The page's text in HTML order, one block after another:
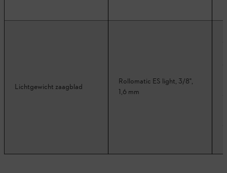
Lichtgewicht zaagblad
Rollomatic ES light, 3/8",
1,6 mm